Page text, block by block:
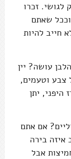
זכרו
וככל שאתם
חייב להיות
עושה? יין
צבע וטעמים,
יתן
אם אתם
בירה
אבל